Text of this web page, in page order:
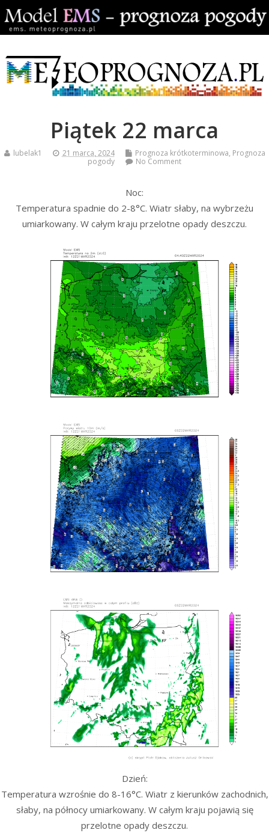
Piątek 22 marca
lubelak1 21 marca, 2024 Prognoza krótkoterminowa, Prognoza
pogody
No Comment
Noc:
Temperatura spadnie do 2-8°C. Wiatr słaby, na wybrzeżu
umiarkowany. W całym kraju przelotne opady deszczu.
Dzień:
Temperatura wzrośnie do 8-16°C. Wiatr z kierunków zachodnich,
słaby, na północy umiarkowany. W całym kraju pojawią się
przelotne opady deszczu.